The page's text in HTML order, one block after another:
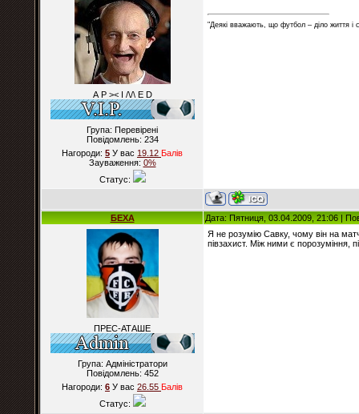
А Р >< I /\/\ E D
Група: Перевірені
Повідомлень: 234
Нагороди: 5 У вас 19.12 Балiв
Зауваження: 0%
Статус:
"Деякі вважають, що футбол – діло життя
БЕХА Дата: Пятниця, 03.04.2009, 21:06 |
ПРЕС-АТАШЕ
Група: Адміністратори
Повідомлень: 452
Нагороди: 6 У вас 26.55 Балiв
Статус:
Я не розумію Савку, чому він на
півзахист. Між ними є порозуміння,